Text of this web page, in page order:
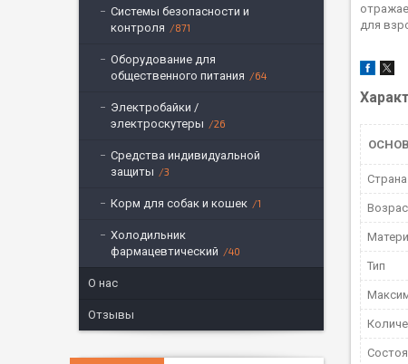
для
Тип
Системы безопасности и
контроля
871
Оборудование для
общественного питания
64
Электробайки /
электроскутеры
26
Средства индивидуальной
защиты
3
Корм для собак и кошек 1
Холодильник
фармацевтический
40
О нас
Отзывы